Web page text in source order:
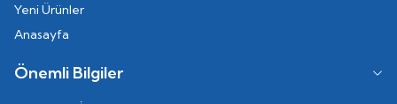
Yeni Ürünler
Anasayfa
Önemli Bilgiler